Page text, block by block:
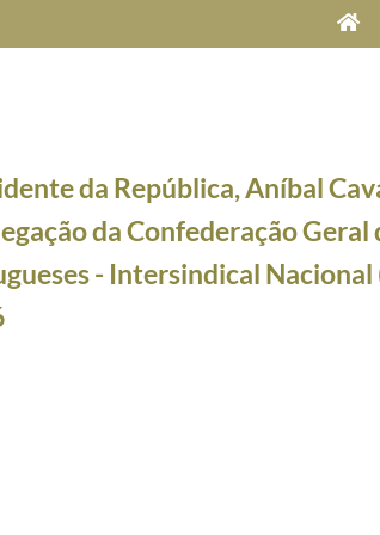
de 2012
dos Trabalhadores (UGT), a 26 de abril de 2006
efectuar a ligação aérea, em dois ultraleves, entre Lisboa e
Josep Borrell, a 27 de abril de 2006
da Madeira, Alberto João Jardim, a 28 de abril de 2006
Geral dos Trabalhadores Portugueses - Intersindical
da República, Aníbal
da Confederação Geral
- Intersindical Nacional